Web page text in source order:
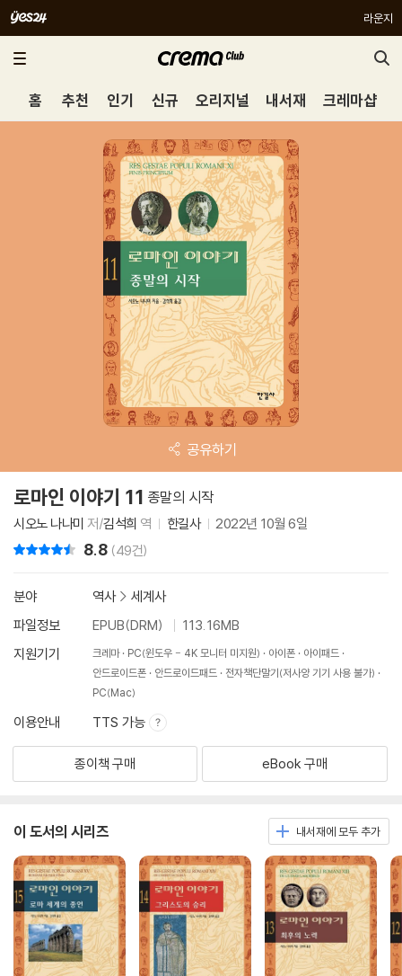
라운지
홈 추천 인기 신규 오리지널 내서재 크레마샵
공유하기
로마인 이야기 11 종말의 시작
시오노 나나미 저/김석희 역 한길사 2022년 10월 6일
8.8 (49건)
분야 역사> 세계사
파일정보
EPUB(DRM)
113.16MB
지원기기
크레마 PC(윈도우 - 4K 모니터 미지원) 아이폰
아이패드
안드로이드폰
안드로이드패드
전자책단말기(저사양 기기 사용 불가)
PC(Mac)
이용안내 TTS 가능
종이책 구매 eBook 구매
이 도서의 시리즈 내서재에 모두 추가